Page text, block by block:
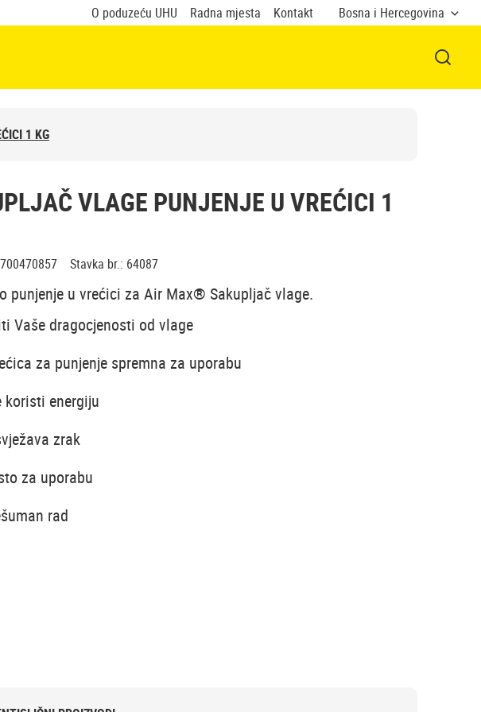
O poduzeću UHU Radna mjesta Kontakt Bosna i Hercegovina
1 KG
VLAGE PUNJENJE U VREĆICI 1
Stavka br.: 64087
punjenje u vrećici za Air Max® Sakupljač vlage.
Vaše dragocjenosti od vlage
za punjenje spremna za uporabu
koristi energiju
zrak
za uporabu
rad